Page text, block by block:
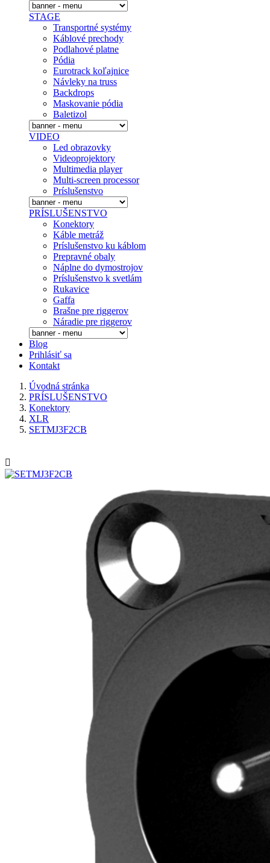
STAGE
Transportné systémy
Káblové prechody
Podlahové platne
Pódia
Eurotrack koľajnice
Návleky na truss
Backdrops
Maskovanie pódia
Baletizol
VIDEO
Led obrazovky
Videoprojektory
Multimedia player
Multi-screen processor
Príslušenstvo
PRÍSLUŠENSTVO
Konektory
Káble metráž
Príslušenstvo ku káblom
Prepravné obaly
Náplne do dymostrojov
Prí­slušenstvo k svetlám
Rukavice
Gaffa
Brašne pre riggerov
Náradie pre riggerov
Blog
Prihlásiť sa
Kontakt
Úvodná stránka
PRÍSLUŠENSTVO
Konektory
XLR
SETMJ3F2CB
